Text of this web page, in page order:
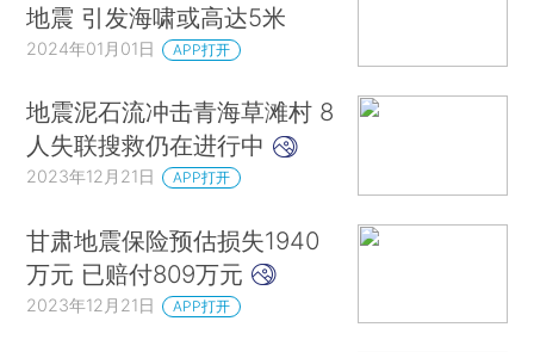
地震 引发海啸或高达5米
2024年01月01日 APP打开
地震泥石流冲击青海草滩村 8
人失联搜救仍在进行中
2023年12月21日 APP打开
甘肃地震保险预估损失1940
万元 已赔付809万元
2023年12月21日 APP打开